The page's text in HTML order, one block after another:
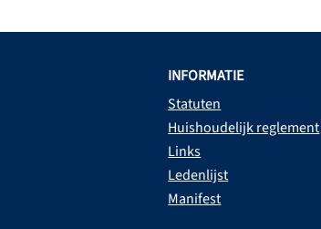
INFORMATIE
Statuten
Huishoudelijk reglement
Links
Ledenlijst
Manifest